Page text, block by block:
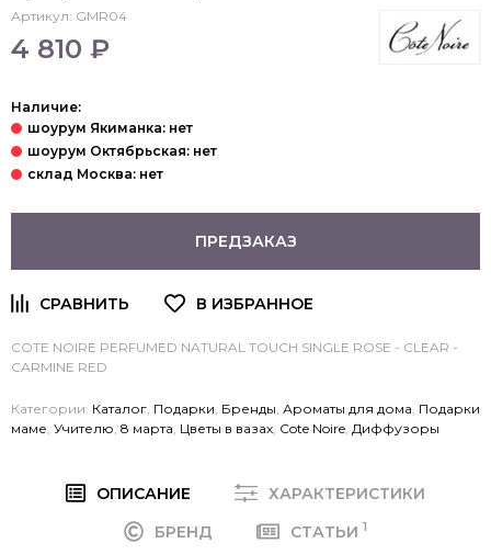
Артикул: GMR04
4 810 ₽
Наличие:
ПРЕДЗАКАЗ
COTE NOIRE PERFUMED NATURAL TOUCH SINGLE ROSE - CLEAR -
CARMINE RED
Категории: Каталог Подарки Бренды Ароматы для дома Подарки
маме Учителю 8 марта Цветы в вазах Cote Noire Диффузоры
ОПИСАНИЕ
ХАРАКТЕРИСТИКИ
БРЕНД
СТАТЬИ 1